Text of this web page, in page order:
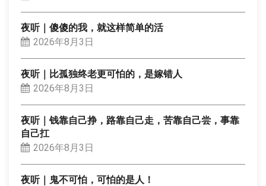
夜听｜傻傻的我，就这样简单的活
2026年8月3日
夜听｜比孤独终老更可怕的，是嫁错人
2026年8月3日
夜听｜钱靠自己挣，路靠自己走，苦靠自己尝，事靠
自己扛
2026年8月3日
夜听｜鬼不可怕，可怕的是人！